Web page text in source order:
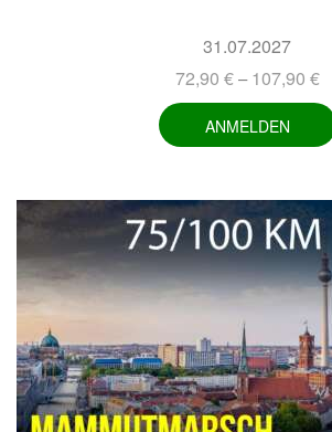
31.07.2027
72,90 € –107,90 €
ANMELDEN